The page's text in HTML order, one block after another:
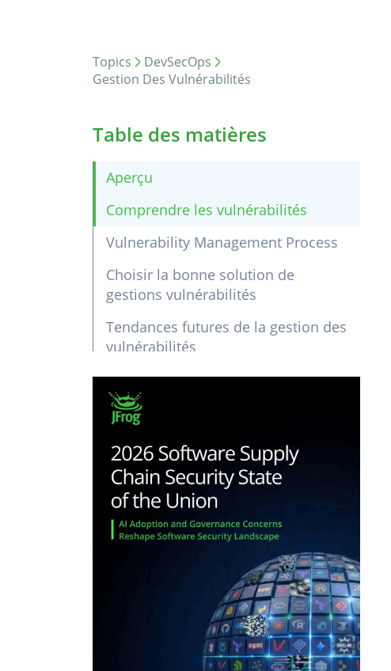
Topics
DevSecOps
Gestion Des Vulnérabilités
Table des matières
Aperçu
Comprendre les vulnérabilités
Vulnerability Management Process
Choisir la bonne solution de
gestions vulnérabilités
Tendances futures de la gestion des
vulnérabilités
La plateforme de chaîne
d’approvisionnement logicielle de
JFrog